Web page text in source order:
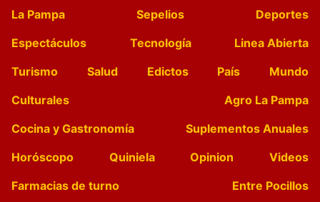
La Pampa Sepelios
Deportes
Espectáculos
Tecnología
Linea Abierta
Turismo
Salud Edictos País
Mundo
Culturales
Agro La Pampa
Cocina y Gastronomía
Suplementos Anuales
Horóscopo
Quiniela Opinion
Videos
Farmacias de turno
Entre Pocillos